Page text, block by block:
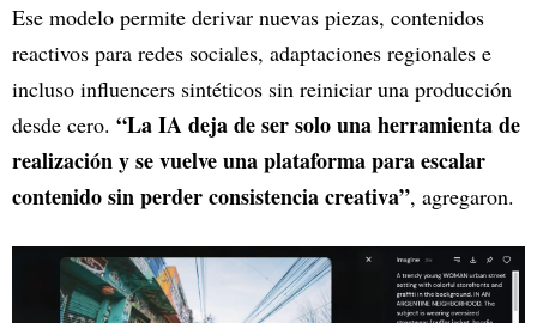
Ese modelo permite derivar nuevas piezas, contenidos
reactivos para redes sociales, adaptaciones regionales e
incluso influencers sintéticos sin reiniciar una producción
desde cero. “La IA deja de ser solo una herramienta de
realización y se vuelve una plataforma para escalar
contenido sin perder consistencia creativa”, agregaron.